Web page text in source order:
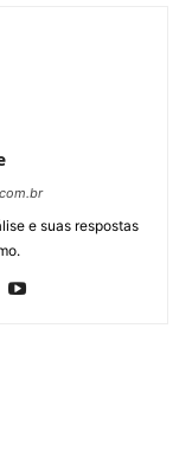
e suas respostas